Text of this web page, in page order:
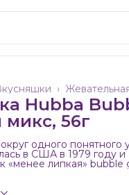
›
Hubba
56г
одного понятного
в США в 1979 году и
«менее липкая» bubble
жвачка
вкусами! Окунись в